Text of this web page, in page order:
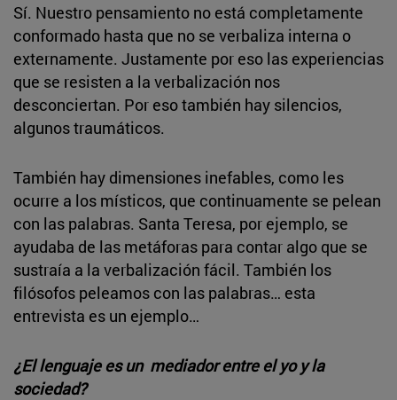
Sí. Nuestro pensamiento no está completamente
conformado hasta que no se verbaliza interna o
externamente. Justamente por eso las experiencias
que se resisten a la verbalización nos
desconciertan. Por eso también hay silencios,
algunos traumáticos.
También hay dimensiones inefables, como les
ocurre a los místicos, que continuamente se pelean
con las palabras. Santa Teresa, por ejemplo, se
ayudaba de las metáforas para contar algo que se
sustraía a la verbalización fácil. También los
filósofos peleamos con las palabras… esta
entrevista es un ejemplo…
¿El lenguaje es un mediador entre el yo y la
sociedad?